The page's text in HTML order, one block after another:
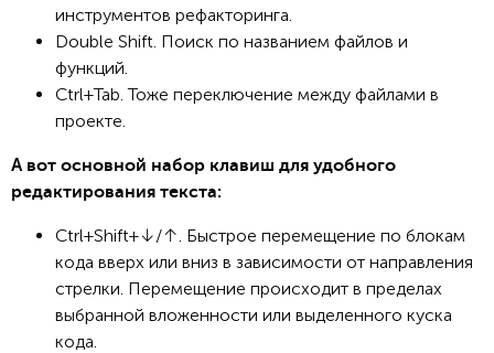
инструментов рефакторинга.
Double Shift. Поиск по названием файлов и
функций.
Ctrl+Tab. Тоже переключение между файлами в
проекте.
А вот основной набор клавиш для удобного
редактирования текста:
Ctrl+Shift+↓/↑. Быстрое перемещение по блокам
кода вверх или вниз в зависимости от направления
стрелки. Перемещение происходит в пределах
выбранной вложенности или выделенного куска
кода.